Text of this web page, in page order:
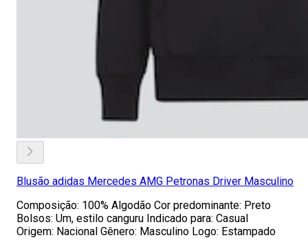
Blusão adidas Mercedes AMG Petronas Driver Masculino
Composição: 100% Algodão Cor predominante: Preto
Bolsos: Um, estilo canguru Indicado para: Casual
Origem: Nacional Gênero: Masculino Logo: Estampado